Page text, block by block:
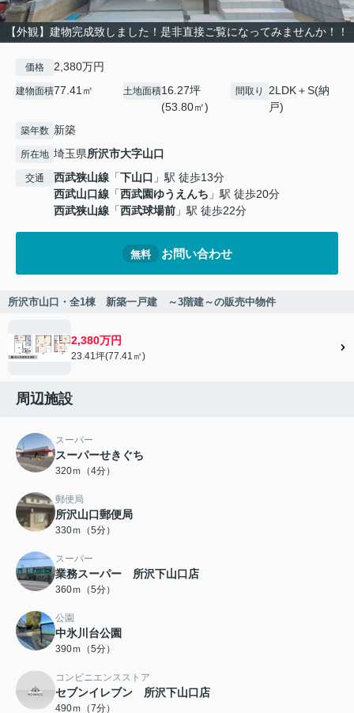
【外観】建物完成致しました！是非直接ご覧になってみませんか！！
価格 2,380万円
建物面積77.41㎡ 土地面積16.27坪
(53.80㎡)
間取り
2LDK＋S(納
戸)
築年数 新築
所在地 埼玉県所沢市大字山口
交通 西武狭山線 「下山口 」駅 徒歩13分
西武山口線 「西武園ゆうえんち 」駅 徒歩20分
西武狭山線 「西武球場前 」駅 徒歩22分
無料 お問い合わせ
所沢市山口・全1棟 新築一戸建 ～3階建～の販売中物件
2,380万円
23.41坪(77.41㎡)
周辺施設
スーパー
スーパーせきぐち
320ｍ（4分）
郵便局
所沢山口郵便局
330ｍ（5分）
スーパー
業務スーパー 所沢下山口店
360ｍ（5分）
公園
中氷川台公園
390ｍ（5分）
コンビニエンスストア
セブンイレブン 所沢下山口店
490ｍ（7分）